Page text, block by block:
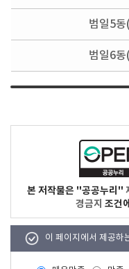
범일5
범일6
본 저작물은 "공공누리"
경금지 조건
이 페이지에서 제공하